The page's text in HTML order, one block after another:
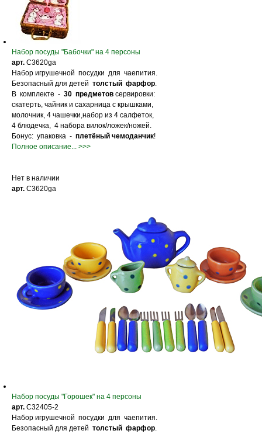
Набор посуды "Бабочки" на 4 персоны
арт. С3620ga
Набор игрушечной посудки для чаепития.
Безопасный для детей толстый фарфор.
В комплекте - 30 предметов сервировки:
скатерть, чайник и сахарница с крышками,
молочник, 4 чашечки,набор из 4 салфеток,
4 блюдечка, 4 набора вилок/ложек/ножей.
Бонус: упаковка - плетёный чемоданчик!
Полное описание... >>>
Нет в наличии
арт. С3620ga
Набор посуды "Горошек" на 4 персоны
арт. С32405-2
Набор игрушечной посудки для чаепития.
Безопасный для детей толстый фарфор.